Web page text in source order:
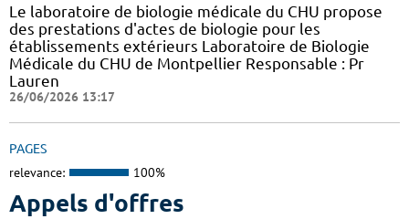
Le laboratoire de biologie médicale du CHU propose
des prestations d'actes de biologie pour les
établissements extérieurs Laboratoire de Biologie
Médicale du CHU de Montpellier Responsable : Pr
Lauren
26/06/2026 13:17
PAGES
relevance: 100%
Appels d'offres